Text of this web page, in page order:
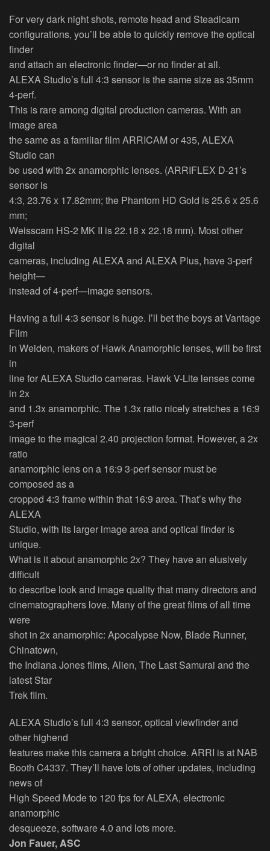
For very dark night shots, remote head and Steadicam
configurations, you’ll be able to quickly remove the optical
finder
and attach an electronic finder—or no finder at all.
ALEXA Studio’s full 4:3 sensor is the same size as 35mm
4-perf.
This is rare among digital production cameras. With an
image area
the same as a familiar film ARRICAM or 435, ALEXA
Studio can
be used with 2x anamorphic lenses. (ARRIFLEX D-21’s
sensor is
4:3, 23.76 x 17.82mm; the Phantom HD Gold is 25.6 x 25.6
mm;
Weisscam HS-2 MK II is 22.18 x 22.18 mm). Most other
digital
cameras, including ALEXA and ALEXA Plus, have 3-perf
height—
instead of 4-perf—image sensors.
Having a full 4:3 sensor is huge. I’ll bet the boys at Vantage
Film
in Weiden, makers of Hawk Anamorphic lenses, will be first
in
line for ALEXA Studio cameras. Hawk V-Lite lenses come
in 2x
and 1.3x anamorphic. The 1.3x ratio nicely stretches a 16:9
3-perf
image to the magical 2.40 projection format. However, a 2x
ratio
anamorphic lens on a 16:9 3-perf sensor must be
composed as a
cropped 4:3 frame within that 16:9 area. That’s why the
ALEXA
Studio, with its larger image area and optical finder is
unique.
What is it about anamorphic 2x? They have an elusively
difficult
to describe look and image quality that many directors and
cinematographers love. Many of the great films of all time
were
shot in 2x anamorphic: Apocalypse Now, Blade Runner,
Chinatown,
the Indiana Jones films, Alien, The Last Samurai and the
latest Star
Trek film.
ALEXA Studio’s full 4:3 sensor, optical viewfinder and
other highend
features make this camera a bright choice. ARRI is at NAB
Booth C4337. They’ll have lots of other updates, including
news of
High Speed Mode to 120 fps for ALEXA, electronic
anamorphic
desqueeze, software 4.0 and lots more.
Jon Fauer, ASC